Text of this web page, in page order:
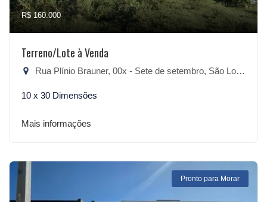
R$ 160.000
Terreno/Lote à Venda
Rua Plínio Brauner, 00x - Sete de setembro, São Lourenço do Sul-RS
10 x 30 Dimensões
Mais informações
Pronto para Morar